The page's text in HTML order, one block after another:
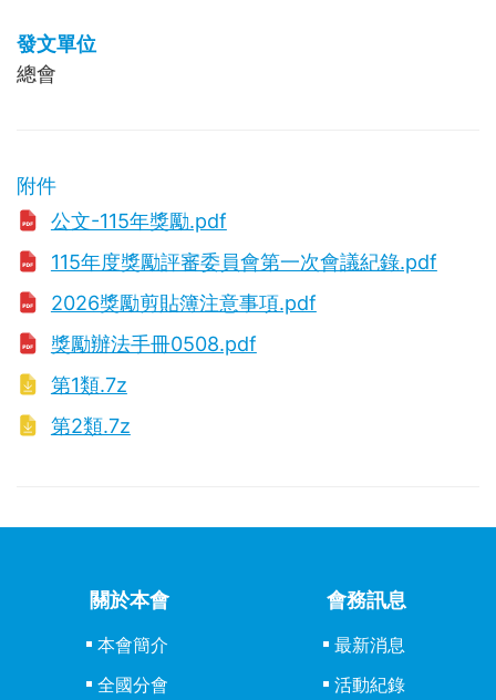
發文單位
總會
附件
公文-115年獎勵.pdf
115年度獎勵評審委員會第一次會議紀錄.pdf
2026獎勵剪貼簿注意事項.pdf
獎勵辦法手冊0508.pdf
第1類.7z
第2類.7z
關於本會
本會簡介
全國分會
會務訊息
最新消息
活動紀錄